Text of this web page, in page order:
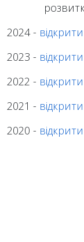
2024 - відкрити
2023 - відкрити
2022 - відкрити
2021 - відкрити
2020 - відкрити